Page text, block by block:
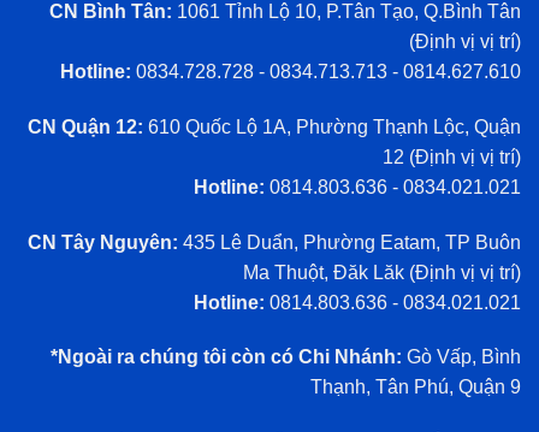
CN Bình Tân: 1061 Tỉnh Lộ 10, P.Tân Tạo, Q.Bình Tân
(Định vị vị trí)
Hotline: 0834.728.728 - 0834.713.713 - 0814.627.610
CN Quận 12: 610 Quốc Lộ 1A, Phường Thạnh Lộc, Quận
12 (Định vị vị trí)
Hotline: 0814.803.636 - 0834.021.021
CN Tây Nguyên: 435 Lê Duẩn, Phường Eatam, TP Buôn
Ma Thuột, Đăk Lăk (Định vị vị trí)
Hotline: 0814.803.636 - 0834.021.021
*Ngoài ra chúng tôi còn có Chi Nhánh: Gò Vấp, Bình
Thạnh, Tân Phú, Quận 9